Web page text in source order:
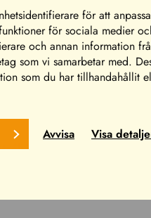
för att
för sociala medier
och annan information
som vi samarbetar med.
som du har tillhandahållit
Avvisa Visa
simma i
För den som
i Park
alltid
till